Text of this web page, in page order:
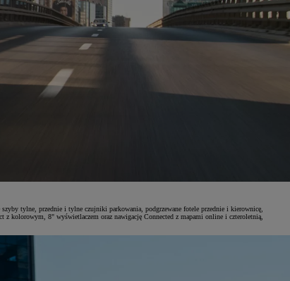
tylne, przednie i tylne czujniki parkowania, podgrzewane fotele przednie i kierownicę,
kolorowym, 8" wyświetlaczem oraz nawigację Connected z mapami online i czteroletnią,